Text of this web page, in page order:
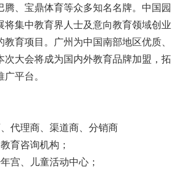
腾、宝鼎体育等众多知名名牌。中国园
将集中教育界人士及意向教育领域创业
育项目。广州为中国南部地区优质、
次大会将成为国内外教育品牌加盟，拓
平台。
代理商、渠道商、分销商
育咨询机构；
宫、儿童活动中心；